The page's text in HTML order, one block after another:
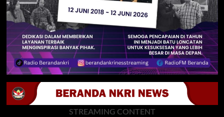
STREAMING CONTENT